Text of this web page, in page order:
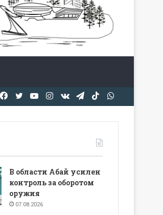
TikTok
Telegram
vk.com
Instagram
YouTube
Twitter
Facebook
В области Абай усилен
контроль за оборотом
оружия
07.08.2026